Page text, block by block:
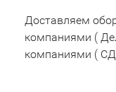
Доставляем
компаниями (
компаниями (